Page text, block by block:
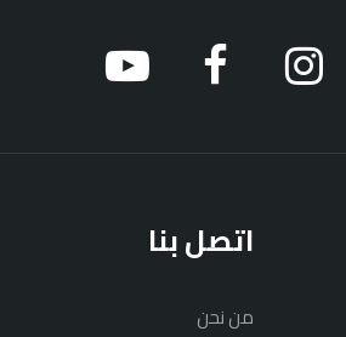
اتصل بنا
من نحن